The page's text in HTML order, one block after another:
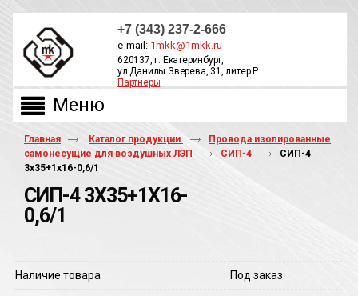
+7 (343) 237-2-666
e-mail: 1mkk@1mkk.ru
620137, г. Екатеринбург,
ул.Данилы Зверева, 31, литер Р
Партнеры
Главная Каталог продукции
Провода изолированные
самонесущие для воздушных ЛЭП
СИП-4
СИП-4
3х35+1х16-0,6/1
СИП-4 3Х35+1Х16-
0,6/1
Наличие товара Под заказ